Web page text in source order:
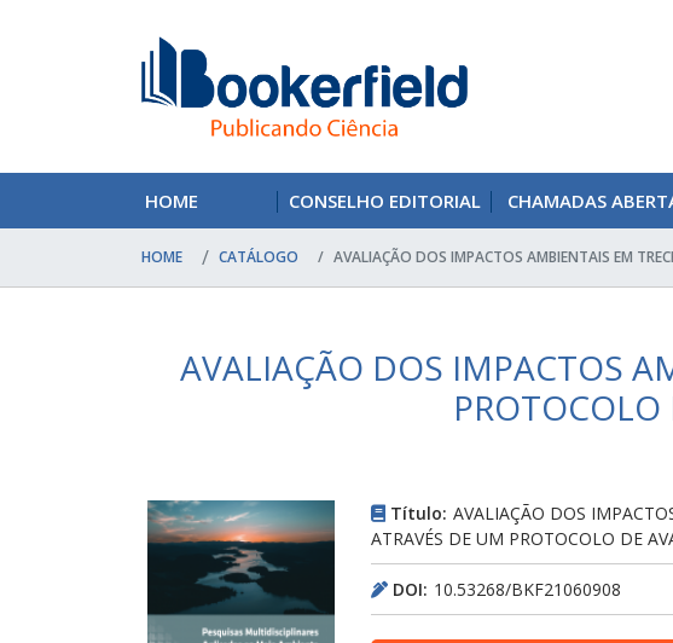
HOME CONSELHO EDITORIAL CHAMADAS
HOME CATÁLOGO AVALIAÇÃO DOS IMPACTOS AMBIENTAIS EM
AVALIAÇÃO DOS IMPACTOS
PROTOCOLO
Título: AVALIAÇÃO DOS
ATRAVÉS DE UM PROTOCOLO DE
DOI: 10.53268/BKF21060908